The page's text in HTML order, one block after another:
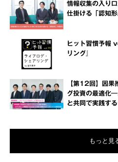
情報収集の入り
仕掛ける「認知
ヒット習慣予報
リング』
【第12回】因
グ投資の最適化
と共同で実践す
もっと見